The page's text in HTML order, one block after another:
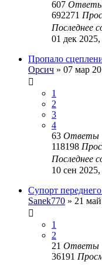
607
692271
Последнее
01 дек
Пропало
Орсич » 07 мар
1
2
3
4
63 Ответы
118198
Последнее
10 сен
Супорт
Sanek770 » 21
1
2
21 Ответы
36191